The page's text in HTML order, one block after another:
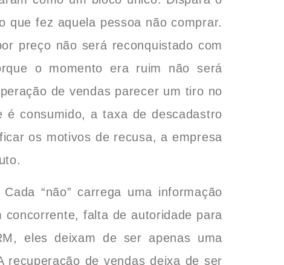
que fez aquela pessoa não comprar.
preço não será reconquistado com
o momento era ruim não será
de vendas parecer um tiro no
consumido, a taxa de descadastro
os motivos de recusa, a empresa
“não” carrega uma informação
falta de autoridade para
eles deixam de ser apenas uma
recuperação de vendas deixa de ser